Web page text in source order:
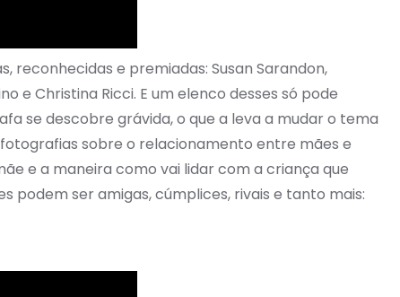
reconhecidas e premiadas: Susan Sarandon,
e Christina Ricci. E um elenco desses só pode
se descobre grávida, o que a leva a mudar o tema
sobre o relacionamento entre mães e
e a maneira como vai lidar com a criança que
podem ser amigas, cúmplices, rivais e tanto mais: